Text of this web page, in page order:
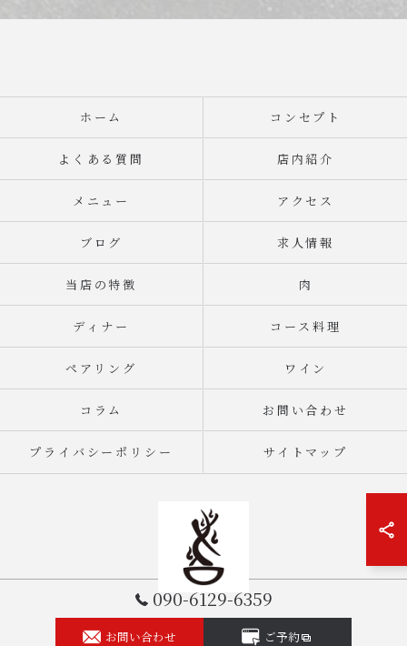
090-6129-6359
お問い合わせ ご予約
ホーム コンセプト
よくある質問 店内紹介
メニュー アクセス
ブログ 求人情報
当店の特徴 肉
ディナー コース料理
ペアリング ワイン
コラム お問い合わせ
プライバシーポリシー サイトマップ
© 2026 群馬県高崎市の和食なら薪火 井ノ口 ALL RIGHTS RESERVED.